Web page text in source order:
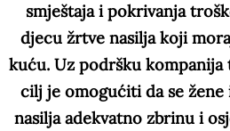
smještaja i pokrivanja
djecu žrtve nasilja koji
kuću. Uz podršku kompanija
cilj je omogućiti da se
nasilja adekvatno zbrinu i